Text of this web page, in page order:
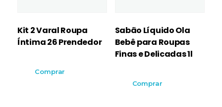
Kit 2 Varal Roupa
Íntima 26 Prendedor
Comprar
Sabão Líquido Ola
Bebê para Roupas
Finas e Delicadas 1l
Comprar